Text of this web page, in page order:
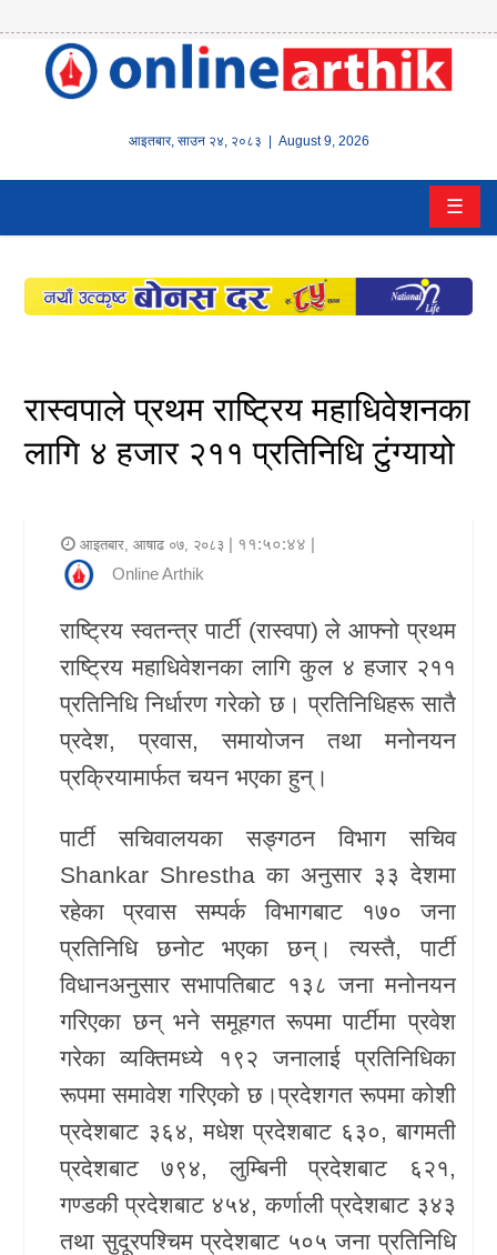
आइतबार, साउन २४, २०८३ | August 9, 2026
होम
वित्त
इन्स्योरेन्स
अटो
राजनीति
भिडियो
समाचार
प्रविधि
स्वास्थ्य
खेलकुद
Unicode
☰
रास्वपाले प्रथम राष्ट्रिय महाधिवेशनका
लागि ४ हजार २११ प्रतिनिधि टुंग्यायो
आइतबार, आषाढ ०७, २०८३ | ११:५०:४४ |
Online Arthik
राष्ट्रिय स्वतन्त्र पार्टी (रास्वपा) ले आफ्नो प्रथम
राष्ट्रिय महाधिवेशनका लागि कुल ४ हजार २११
प्रतिनिधि निर्धारण गरेको छ। प्रतिनिधिहरू सातै
प्रदेश, प्रवास, समायोजन तथा मनोनयन
प्रक्रियामार्फत चयन भएका हुन्।
पार्टी सचिवालयका सङ्गठन विभाग सचिव
Shankar Shrestha का अनुसार ३३ देशमा
रहेका प्रवास सम्पर्क विभागबाट १७० जना
प्रतिनिधि छनोट भएका छन्। त्यस्तै, पार्टी
विधानअनुसार सभापतिबाट १३८ जना मनोनयन
गरिएका छन् भने समूहगत रूपमा पार्टीमा प्रवेश
गरेका व्यक्तिमध्ये १९२ जनालाई प्रतिनिधिका
रूपमा समावेश गरिएको छ।प्रदेशगत रूपमा कोशी
प्रदेशबाट ३६४, मधेश प्रदेशबाट ६३०, बागमती
प्रदेशबाट ७९४, लुम्बिनी प्रदेशबाट ६२१,
गण्डकी प्रदेशबाट ४५४, कर्णाली प्रदेशबाट ३४३
तथा सुदूरपश्चिम प्रदेशबाट ५०५ जना प्रतिनिधि